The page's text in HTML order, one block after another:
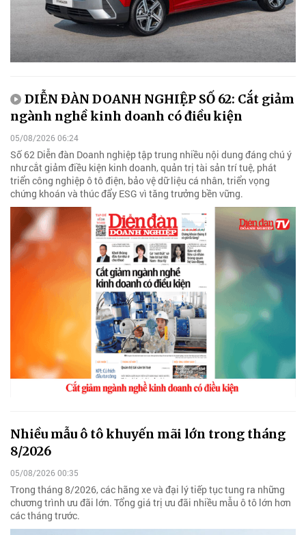
DIỄN ĐÀN DOANH NGHIỆP SỐ 62: Cắt giảm
ngành nghề kinh doanh có điều kiện
05/08/2026 06:24
Số 62 Diễn đàn Doanh nghiệp tập trung nhiều nội dung đáng chú ý
như cắt giảm điều kiện kinh doanh, quản trị tài sản trí tuệ, phát
triển công nghiệp ô tô điện, bảo vệ dữ liệu cá nhân, triển vọng
chứng khoán và thúc đẩy ESG vì tăng trưởng bền vững.
Nhiều mẫu ô tô khuyến mãi lớn trong tháng
8/2026
05/08/2026 00:35
Trong tháng 8/2026, các hãng xe và đại lý tiếp tục tung ra những
chương trình ưu đãi lớn. Tổng giá trị ưu đãi nhiều mẫu ô tô lớn hơn
các tháng trước.